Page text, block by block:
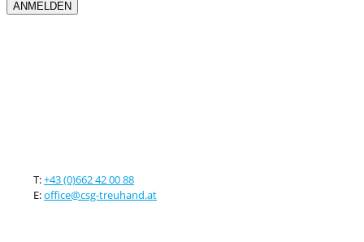
T:+43 (0)662 42 00 88
E:office@csg-treuhand.at